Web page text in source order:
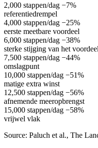
2,000 stappen/dag −7%
referentiedrempel
4,000 stappen/dag −25%
eerste meetbare voordeel
6,000 stappen/dag −38%
sterke stijging van het voordeel
7,500 stappen/dag −44%
omslagpunt
10,000 stappen/dag −51%
matige extra winst
12,500 stappen/dag −56%
afnemende meeropbrengst
15,000 stappen/dag −58%
vrijwel vlak
Source: Paluch et al., The